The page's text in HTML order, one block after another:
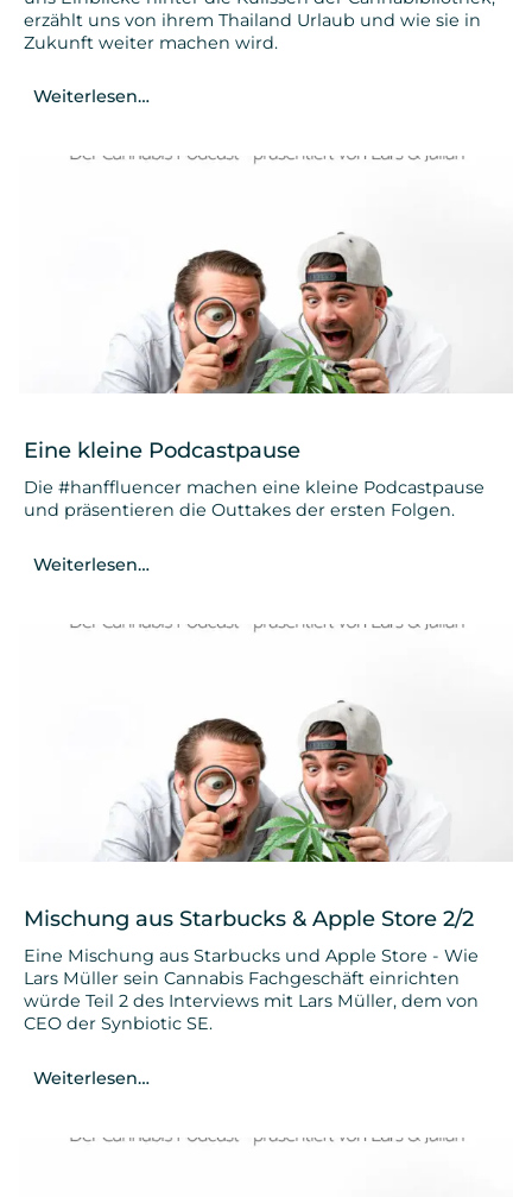
erzählt uns von ihrem Thailand Urlaub und wie sie in
Zukunft weiter machen wird.
Weiterlesen…
Eine kleine Podcastpause
Die #hanffluencer machen eine kleine Podcastpause
und präsentieren die Outtakes der ersten Folgen.
Weiterlesen…
Mischung aus Starbucks & Apple Store 2/2
Eine Mischung aus Starbucks und Apple Store - Wie
Lars Müller sein Cannabis Fachgeschäft einrichten
würde Teil 2 des Interviews mit Lars Müller, dem von
CEO der Synbiotic SE.
Weiterlesen…